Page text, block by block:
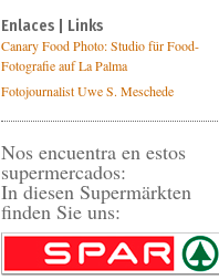
Enlaces | Links
Canary Food Photo: Studio für Food-
Fotografie auf La Palma
Fotojournalist Uwe S. Meschede
Nos encuentra en estos
supermercados:
In diesen Supermärkten
finden Sie uns: